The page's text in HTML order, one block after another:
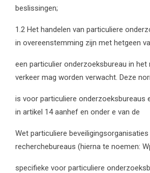
beslissingen;
1.2 Het handelen van particuliere
in overeenstemming zijn met hetgeen
een particulier onderzoeksbureau in het
verkeer mag worden verwacht. Deze
is voor particuliere onderzoeksbureaus
in artikel 14 aanhef en onder e van de
Wet particuliere beveiligingsorganisaties
recherchebureaus (hierna te noemen:
specifieke voor particuliere